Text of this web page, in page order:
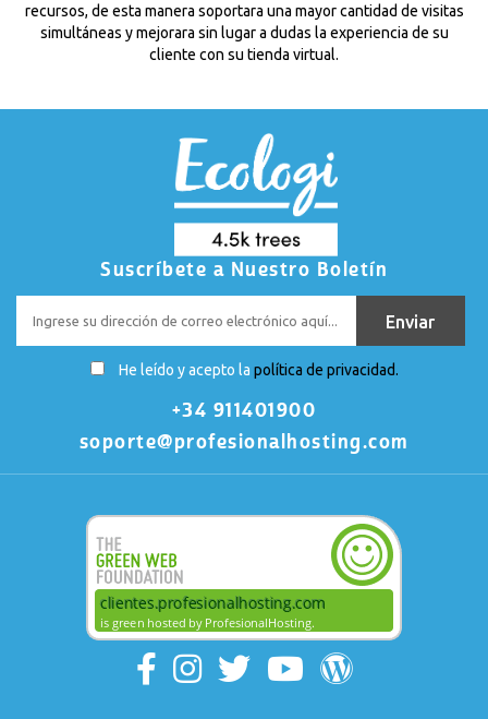
recursos, de esta manera soportara una mayor cantidad de visitas
simultáneas y mejorara sin lugar a dudas la experiencia de su
cliente con su tienda virtual.
Suscríbete a Nuestro Boletín
He leído y acepto la política de privacidad.
+34 911401900
soporte@profesionalhosting.com